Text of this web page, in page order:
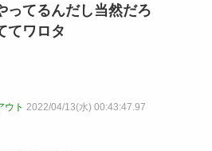
ってるんだし当然だろ
てワロタ
ウト 2022/04/13(水) 00:43:47.97